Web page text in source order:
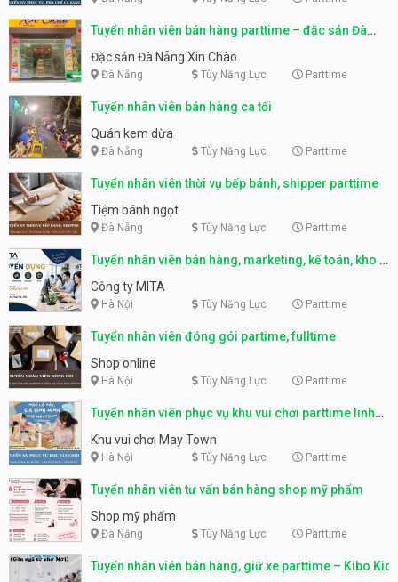
Tuyển nhân viên bán hàng parttime – đặc sản Đà
Nẵng
Đặc sản Đà Nẵng Xin Chào
Đà Nẵng Tùy Năng Lực Parttime
Tuyển nhân viên bán hàng ca tối
Quán kem dừa
Đà Nẵng Tùy Năng Lực Parttime
Tuyển nhân viên thời vụ bếp bánh, shipper parttime
Tiệm bánh ngọt
Đà Nẵng Tùy Năng Lực Parttime
Tuyển nhân viên bán hàng, marketing, kế toán, kho –
parttime, fulltime
Công ty MITA
Hà Nội Tùy Năng Lực Parttime
Tuyển nhân viên đóng gói partime, fulltime
Shop online
Hà Nội Tùy Năng Lực Parttime
Tuyển nhân viên phục vụ khu vui chơi parttime linh
động
Khu vui chơi May Town
Hà Nội Tùy Năng Lực Parttime
Tuyển nhân viên tư vấn bán hàng shop mỹ phẩm
Shop mỹ phẩm
Đà Nẵng Tùy Năng Lực Parttime
Tuyển nhân viên bán hàng, giữ xe parttime – Kibo Kid